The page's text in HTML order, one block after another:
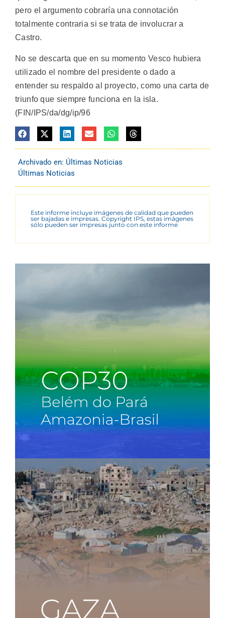
pero el argumento cobraría una connotación
totalmente contraria si se trata de involucrar a
Castro.
No se descarta que en su momento Vesco hubiera
utilizado el nombre del presidente o dado a
entender su respaldo al proyecto, como una carta de
triunfo que siempre funciona en la isla.
(FIN/IPS/da/dg/ip/96
Archivado en: Últimas Noticias
Últimas Noticias
Este informe incluye imágenes de calidad que pueden
ser bajadas e impresas. Copyright IPS, estas imágenes
sólo pueden ser impresas junto con este informe